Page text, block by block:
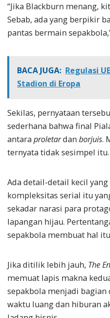
“Jika Blackburn menang,
Sebab, ada yang berpikir
pantas bermain
BACA JUGA: Regulasi
Stadion di Eropa
Sekilas, pernyataan
sederhana bahwa final
antara proletardan borjuis.
ternyata tidak sesimpel itu.
Ada detail-detail kecil
kompleksitas serial itu
sekadar narasi para
lapangan hijau.
sepakbola membuat hal
Jika ditilik lebih jauh, The
memuat lapis makna
sepakbola menjadi
waktu luang dan hiburan